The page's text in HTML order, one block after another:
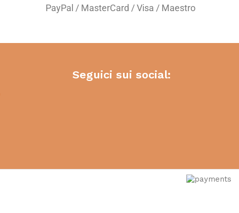
PayPal / MasterCard / Visa / Maestro
Seguici sui social: